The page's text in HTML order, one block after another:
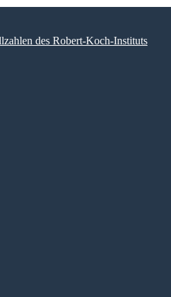
des Robert-Koch-Instituts